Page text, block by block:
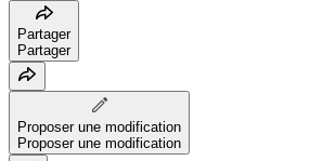
Partager
Partager
Proposer une modification
Proposer une modification